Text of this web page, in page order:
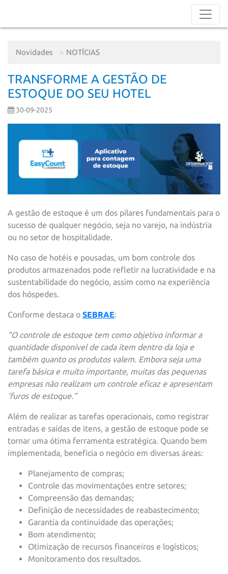
Novidades NOTÍCIAS
TRANSFORME A GESTÃO DE
ESTOQUE DO SEU HOTEL
30-09-2025
A gestão de estoque é um dos pilares fundamentais para o
sucesso de qualquer negócio, seja no varejo, na indústria
ou no setor de hospitalidade.
No caso de hotéis e pousadas, um bom controle dos
produtos armazenados pode refletir na lucratividade e na
sustentabilidade do negócio, assim como na experiência
dos hóspedes.
Conforme destaca o SEBRAE:
"O controle de estoque tem como objetivo informar a
quantidade disponível de cada item dentro da loja e
também quanto os produtos valem. Embora seja uma
tarefa básica e muito importante, muitas das pequenas
empresas não realizam um controle eficaz e apresentam
'furos de estoque.”
Além de realizar as tarefas operacionais, como registrar
entradas e saídas de itens, a gestão de estoque pode se
tornar uma ótima ferramenta estratégica. Quando bem
implementada, beneficia o negócio em diversas áreas:
Planejamento de compras;
Controle das movimentações entre setores;
Compreensão das demandas;
Definição de necessidades de reabastecimento;
Garantia da continuidade das operações;
Bom atendimento;
Otimização de recursos financeiros e logísticos;
Monitoramento dos resultados.